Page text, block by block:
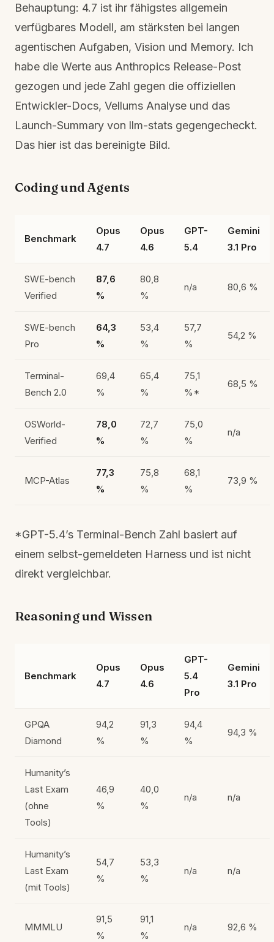
Behauptung: 4.7 ist ihr fähigstes allgemein
verfügbares Modell, am stärksten bei langen
agentischen Aufgaben, Vision und Memory. Ich
habe die Werte aus Anthropics Release-Post
gezogen und jede Zahl gegen die offiziellen
Entwickler-Docs, Vellums Analyse und das
Launch-Summary von llm-stats gegengecheckt.
Das hier ist das bereinigte Bild.
Coding und Agents
Benchmark
Opus
4.7
Opus
4.6
GPT-
5.4
Gemini
3.1 Pro
SWE-bench
Verified
87,6
%
80,8
%
n/a 80,6 %
SWE-bench
Pro
64,3
%
53,4
%
57,7
%
54,2 %
Terminal-
Bench 2.0
69,4
%
65,4
%
75,1
%*
68,5 %
OSWorld-
Verified
78,0
%
72,7
%
75,0
%
n/a
MCP-Atlas
77,3
%
75,8
%
68,1
%
73,9 %
*GPT-5.4’s Terminal-Bench Zahl basiert auf
einem selbst-gemeldeten Harness und ist nicht
direkt vergleichbar.
Reasoning und Wissen
Benchmark
Opus
4.7
Opus
4.6
GPT-
5.4
Pro
Gemini
3.1 Pro
GPQA
Diamond
94,2
%
91,3
%
94,4
%
94,3 %
Humanity’s
Last Exam
(ohne
Tools)
46,9
%
40,0
%
n/a n/a
Humanity’s
Last Exam
(mit Tools)
54,7
%
53,3
%
n/a n/a
MMMLU
91,5
%
91,1
%
n/a 92,6 %